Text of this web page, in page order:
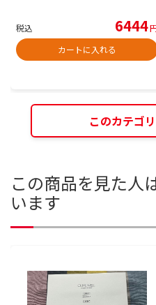
税込 6444
カートに入れる
このカテゴ
この商品を見た人
います